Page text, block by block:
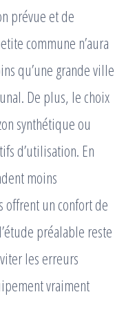
prévue et de
commune n’aura
qu’une grande ville
De plus, le choix
synthétique ou
d’utilisation. En
moins
offrent un confort de
préalable reste
les erreurs
vraiment